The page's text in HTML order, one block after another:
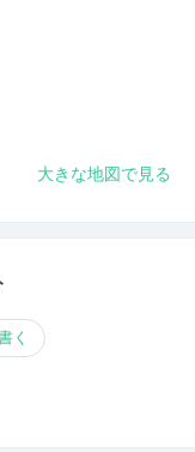
大きな地図で見る
く